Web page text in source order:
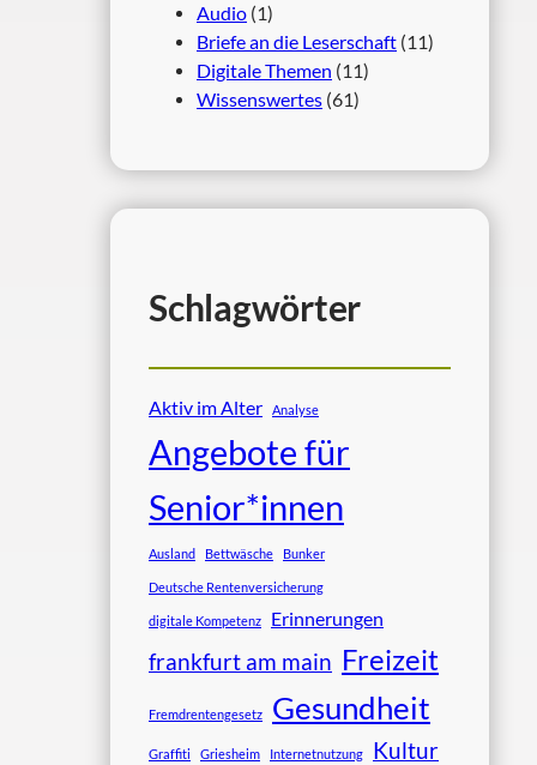
Audio (1)
Briefe an die Leserschaft (11)
Digitale Themen (11)
Wissenswertes (61)
Schlagwörter
Aktiv im Alter Analyse
Angebote für
Senior*innen
Ausland Bettwäsche Bunker
Deutsche Rentenversicherung
digitale Kompetenz Erinnerungen
frankfurt am main Freizeit
Fremdrentengesetz Gesundheit
Graffiti Griesheim Internetnutzung Kultur